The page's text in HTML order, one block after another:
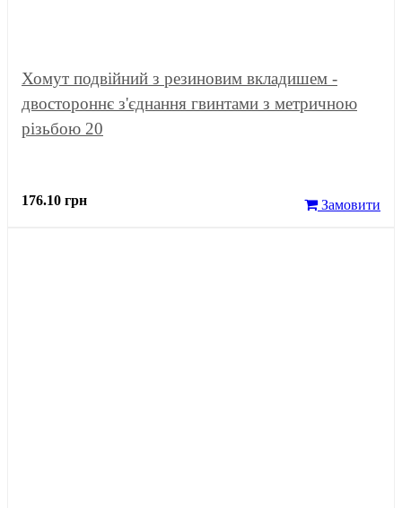
Хомут подвійний з резиновим вкладишем -
двостороннє з'єднання гвинтами з метричною
різьбою 20
176.10 грн Замовити